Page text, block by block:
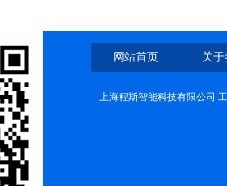
网站首页 关
上海程斯智能科技有限公司